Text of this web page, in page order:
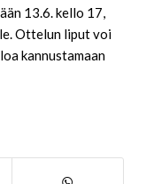
13.6. kello 17,
Ottelun liput voi
kannustamaan